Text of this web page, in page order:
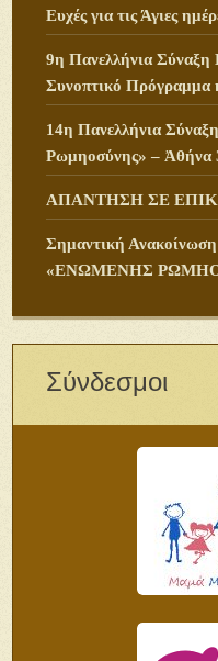
Ευχές για τις Άγιες
9η Πανελλήνια
Συνοπτικό Πρόγραμμα
14η Πανελλήνια
Ρωμηοσύνης» – Ἀθήνα
ΑΠΑΝΤΗΣΗ ΣΕ
Σημαντική
«ΕΝΩΜΕΝΗΣ
Σύνδεσμοι